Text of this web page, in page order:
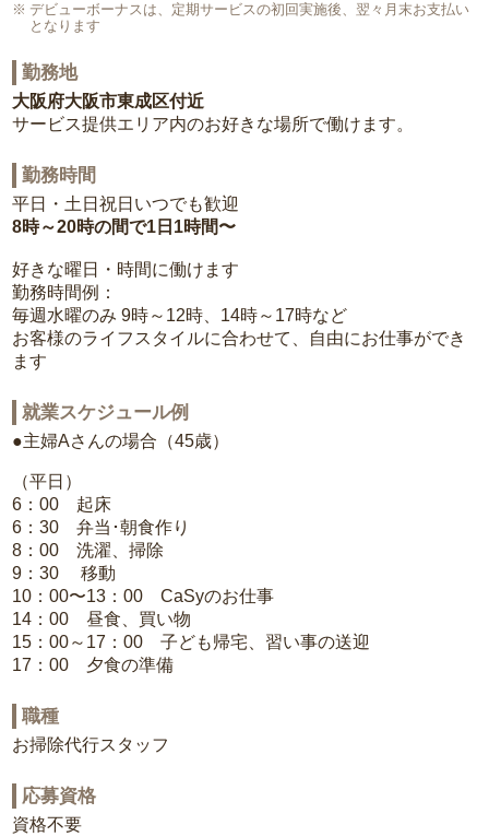
デビューボーナスは、定期サービスの初回実施後、翌々月末お支払い
となります
勤務地
大阪府大阪市東成区付近
サービス提供エリア内のお好きな場所で働けます。
勤務時間
平日・土日祝日いつでも歓迎
8時～20時の間で1日1時間〜
好きな曜日・時間に働けます
勤務時間例：
毎週水曜のみ 9時～12時、14時～17時など
お客様のライフスタイルに合わせて、自由にお仕事ができ
ます
就業スケジュール例
●主婦Aさんの場合（45歳）
（平日）
6：00 起床
6：30 弁当･朝食作り
8：00 洗濯、掃除
9：30 移動
10：00〜13：00 CaSyのお仕事
14：00 昼食、買い物
15：00～17：00 子ども帰宅、習い事の送迎
17：00 夕食の準備
職種
お掃除代行スタッフ
応募資格
資格不要